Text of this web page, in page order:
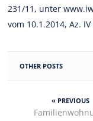
231/11, unter
vom 10.1.2014, Az.
OTHER POSTS
« PREVIOUS